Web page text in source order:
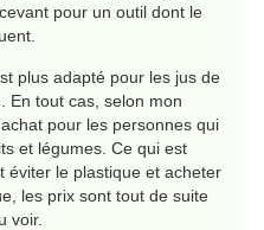
pour un outil dont le
plus adapté pour les jus de
En tout cas, selon mon
pour les personnes qui
et légumes. Ce qui est
éviter le plastique et acheter
les prix sont tout de suite
voir.